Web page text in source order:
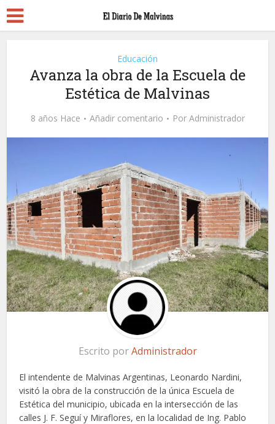
Educación
Avanza la obra de la Escuela de
Estética de Malvinas
8 años Hace Añadir comentario Por Administrador
Escrito porAdministrador
El intendente de Malvinas Argentinas, Leonardo Nardini,
visitó la obra de la construcción de la única Escuela de
Estética del municipio, ubicada en la intersección de las
calles J. F. Seguí y Miraflores, en la localidad de Ing. Pablo